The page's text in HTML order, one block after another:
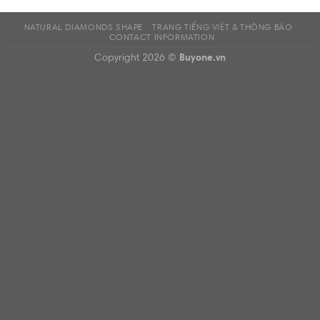
NATURAL DIAMONDS SHAPE
TRANG TIẾNG VIỆT & THÔNG BÁO
CONTACT INFORMATION
Copyright 2026 © Buyone.vn